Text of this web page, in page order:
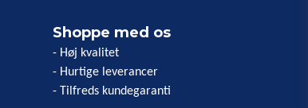
Shoppe med os
- Høj kvalitet
- Hurtige leverancer
- Tilfreds kundegaranti